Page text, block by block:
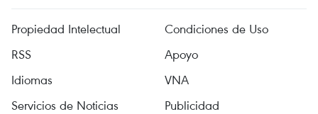
Propiedad Intelectual
Condiciones de Uso
RSS
Apoyo
Idiomas
VNA
Servicios de Noticias
Publicidad